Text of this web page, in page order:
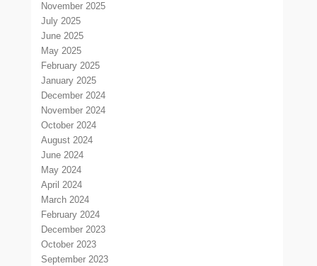
November 2025
July 2025
June 2025
May 2025
February 2025
January 2025
December 2024
November 2024
October 2024
August 2024
June 2024
May 2024
April 2024
March 2024
February 2024
December 2023
October 2023
September 2023